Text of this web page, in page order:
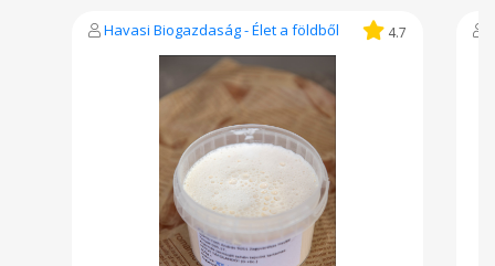
Havasi Biogazdaság - Élet a földből 4.7